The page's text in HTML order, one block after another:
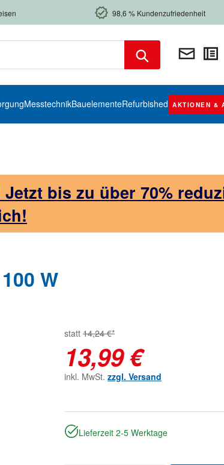
98,6 % Kundenzufriedenheit
MesstechnikBauelementeRefurbished AKTIONEN &
Jetzt bis zu über 70%
W
statt 14,24 €*
13,99 €
inkl. MwSt. zzgl. Versand
Lieferzeit 2-5 Werktage